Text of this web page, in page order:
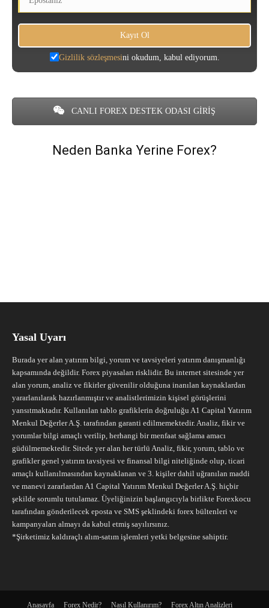
Gizlilik sözleşmesini okudum, kabul ediyorum.
CANLI FOREX DESTEK ODASI GİRİŞ
Neden Banka Yerine Forex?
Yasal Uyarı
Burada yer alan yatırım bilgi, yorum ve tavsiyeleri yatırım danışmanlığı
kapsamında değildir. Forex piyasaları risklidir. Bu internet sitesinde yer
alan yorum, analiz ve fikirler güvenilir olduğuna inanılan kaynaklardan
yararlanılarak hazırlanmıştır ve analistlerimizin kişisel görüşlerini
yansıtmaktadır. Kullanılan tablo grafiklerin doğruluğu A1 Capital Yatırım
Menkul Değerler A.Ş. tarafından garanti edilmemektedir. Analiz, fikir ve
yorumlar bilgi amaçlı verilip, herhangi bir menfaat sağlama amacı
güdülmemektedir. Sitede yer alan her türlü Analiz, fikir, yorum, tablo ve
grafikler genel yatırım tavsiyesi ve finansal bilgi niteliğinde olup, ticari
amaçlı kullanılmasından kaynaklanan ve 3. kişiler dahil uğranılan maddi
ve manevi zararlardan A1 Capital Yatırım Menkul Değerler A.Ş. hiçbir
şekilde sorumlu tutulamaz. Üyeliğinizin başlangıcıyla birlikte Forexkocu
tarafından gönderilecek eposta ve SMS şeklindeki forex bültenleri ve
kampanyaları almayı da kabul etmiş sayılırsınız.
*Şirketimiz kaldıraçlı alım-satım işlemleri yetki belgesine sahiptir.
Anasayfa Forex Nedir? Nasıl Kullanırım? Forex Altın Analizleri